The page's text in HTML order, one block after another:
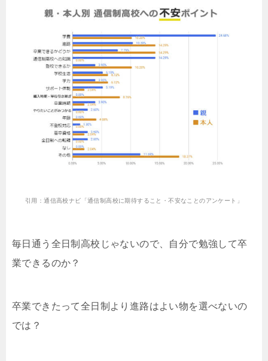
引用：通信高校ナビ「通信制高校に期待すること・不安なことのアンケート」
毎日通う全日制高校じゃないので、自分で勉強して卒
業できるのか？
卒業できたって全日制より進路はよい物を選べないの
では？